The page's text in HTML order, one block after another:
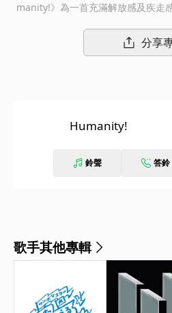
manity!》為一首充滿解放感及疾走
ト！』之主題
分享
Humanity!
鈴聲 答鈴
歌手其他專輯